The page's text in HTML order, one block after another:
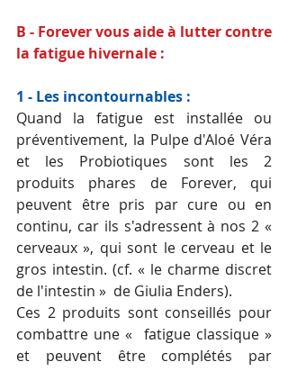
B - Forever vous aide à lutter contre
la fatigue hivernale :
1 - Les incontournables :
Quand la fatigue est installée ou
préventivement, la Pulpe d'Aloé Véra
et les Probiotiques sont les 2
produits phares de Forever, qui
peuvent être pris par cure ou en
continu, car ils s'adressent à nos 2 «
cerveaux », qui sont le cerveau et le
gros intestin. (cf. « le charme discret
de l'intestin »  de Giulia Enders).
Ces 2 produits sont conseillés pour
combattre une «  fatigue classique »
et peuvent être complétés par